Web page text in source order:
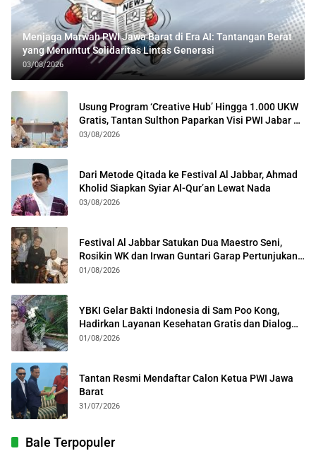
Menjaga Marwah PWI Jawa Barat di Era AI: Tantangan Berat
yang Menuntut Solidaritas Lintas Generasi
03/08/2026
Usung Program ‘Creative Hub’ Hingga 1.000 UKW
Gratis, Tantan Sulthon Paparkan Visi PWI Jabar di
Kota Bogor
03/08/2026
Dari Metode Qitada ke Festival Al Jabbar, Ahmad
Kholid Siapkan Syiar Al-Qur’an Lewat Nada
03/08/2026
Festival Al Jabbar Satukan Dua Maestro Seni,
Rosikin WK dan Irwan Guntari Garap Pertunjukan
Kolosal
01/08/2026
YBKI Gelar Bakti Indonesia di Sam Poo Kong,
Hadirkan Layanan Kesehatan Gratis dan Dialog
Kebangsaan
01/08/2026
Tantan Resmi Mendaftar Calon Ketua PWI Jawa
Barat
31/07/2026
Bale Terpopuler